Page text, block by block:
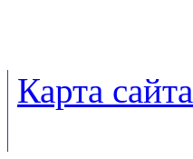
Карта сайта